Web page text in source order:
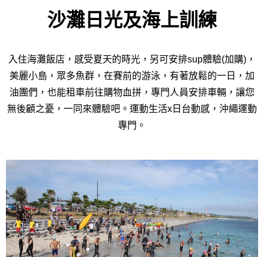
沙灘日光及海上訓練
入住海灘飯店，感受夏天的時光，另可安排sup體驗(加購)，
美麗小島，眾多魚群，在賽前的游泳，有著放鬆的一日，加
油團們，也能租車前往購物血拼，專門人員安排車輛，讓您
無後顧之憂，一同來體驗吧。運動生活x日台動感，沖繩運動
專門。